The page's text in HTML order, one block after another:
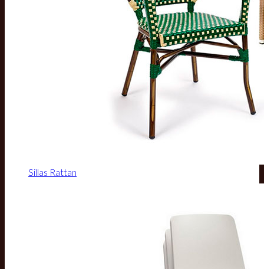
Sillas Rattan